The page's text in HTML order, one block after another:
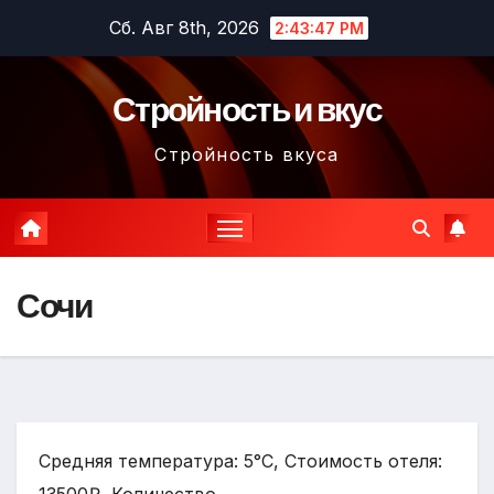
содержимому
Сб. Авг 8th, 2026 2:43:48 PM
Стройность и вкус
Стройность вкуса
Сочи
Средняя температура: 5°C, Стоимость отеля: